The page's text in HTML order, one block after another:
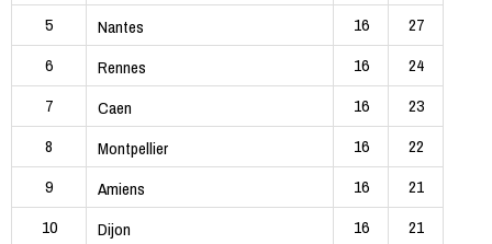
5
Nantes 16
27
6
Rennes 16
24
7
Caen 16
23
8
Montpellier 16
22
9
Amiens 16
21
10
Dijon 16
21